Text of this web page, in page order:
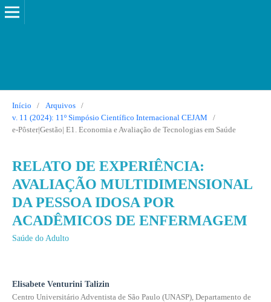
Início / Arquivos
/
v. 11 (2024): 11º Simpósio Científico Internacional CEJAM
/
e-Pôster|Gestão| E1. Economia e Avaliação de Tecnologias em Saúde
RELATO DE EXPERIÊNCIA:
AVALIAÇÃO MULTIDIMENSIONAL
DA PESSOA IDOSA POR
ACADÊMICOS DE ENFERMAGEM
Saúde do Adulto
Elisabete Venturini Talizin
Centro Universitário Adventista de São Paulo (UNASP), Departamento de